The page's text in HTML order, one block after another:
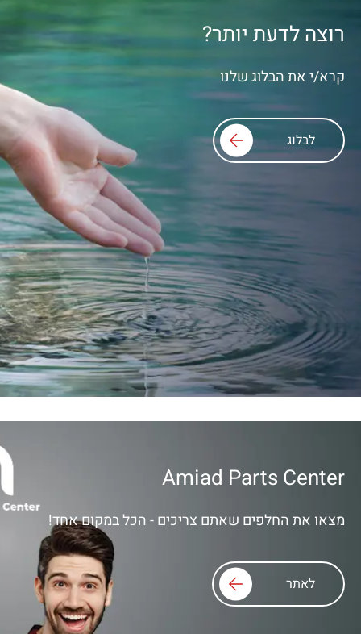
רוצה לדעת יותר?
קרא/י את הבלוג שלנו
לבלוג
Amiad Parts Center
מצאו את החלפים שאתם צריכים - הכל במקום אחד!
לאתר